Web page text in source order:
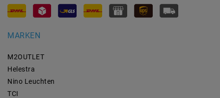
MARKEN
M2OUTLET
Helestra
Nino Leuchten
TCI